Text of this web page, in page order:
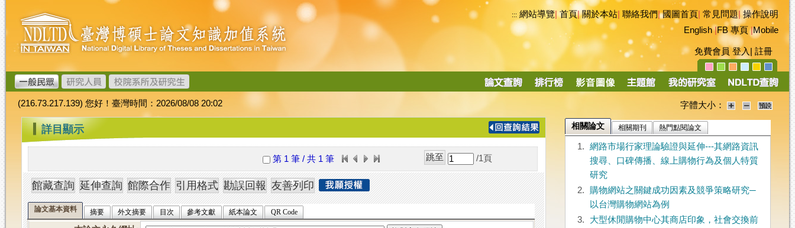
跳
到
主
要
內
容
臺
灣
博
碩
士
論
文
加
值
系
統
::: 網站導覽|首頁|關於本站 聯絡我們|國圖首頁 常見問題|操作說明
English|FB 專頁|Mobile
免費會員 登入 註冊
導
(216.73.217.139) 您好！臺灣時間：2026/08/08 20:02 字體大小：
::: 詳目顯示
第 1 筆 / 共 1 筆 /1 頁
論文基本資料 摘要 外文摘要 目次 參考文獻 紙本論文 QR Code
相關論文 相關期刊 熱門點閱論文
1.
網路市場行家理論驗證與延伸---其網路資訊
搜尋、口碑傳播、線上購物行為及個人特質
研究
2.
購物網站之關鍵成功因素及競爭策略研究─
以台灣購物網站為例
3.
大型休閒購物中心其商店印象，社會交換前